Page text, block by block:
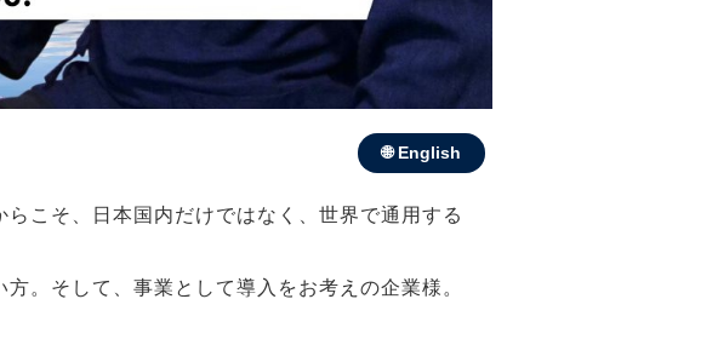
🌐 English
こそ、日本国内だけではなく、世界で通用する
。そして、事業として導入をお考えの企業様。